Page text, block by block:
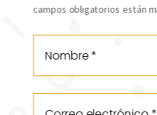
campos obligatorios están